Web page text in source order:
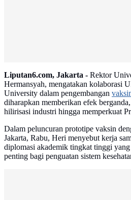
Liputan6.com, Jakarta - Rektor
Hermansyah, mengatakan kolaborasi
University dalam pengembangan
diharapkan memberikan efek
hilirisasi industri hingga memperkuat
Dalam peluncuran prototipe vaksin
Jakarta, Rabu, Heri menyebut kerja
diplomasi akademik tingkat tinggi
penting bagi penguatan sistem